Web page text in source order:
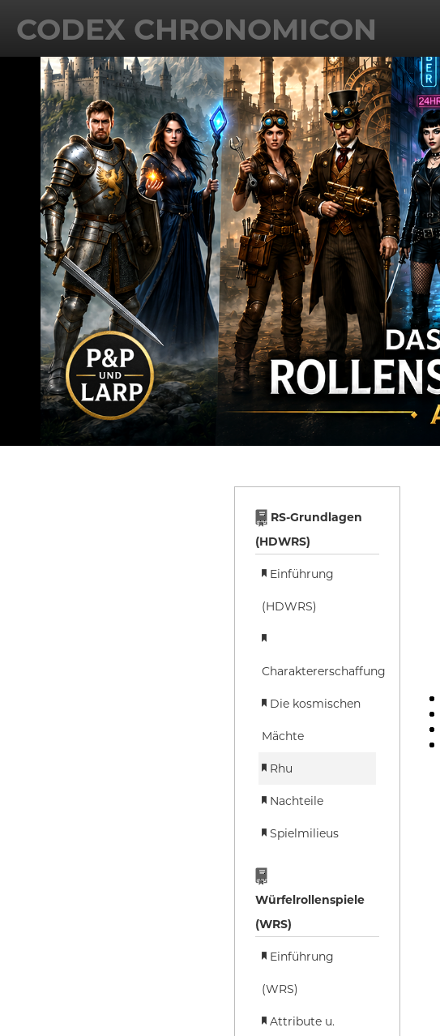
CODEX CHRONOMICON
RS-Grundlagen
(HDWRS)
Einführung
(HDWRS)
Charaktererschaffung
Die kosmischen
Mächte
Rhu
Nachteile
Spielmilieus
Würfelrollenspiele
(WRS)
Einführung
(WRS)
Attribute u.